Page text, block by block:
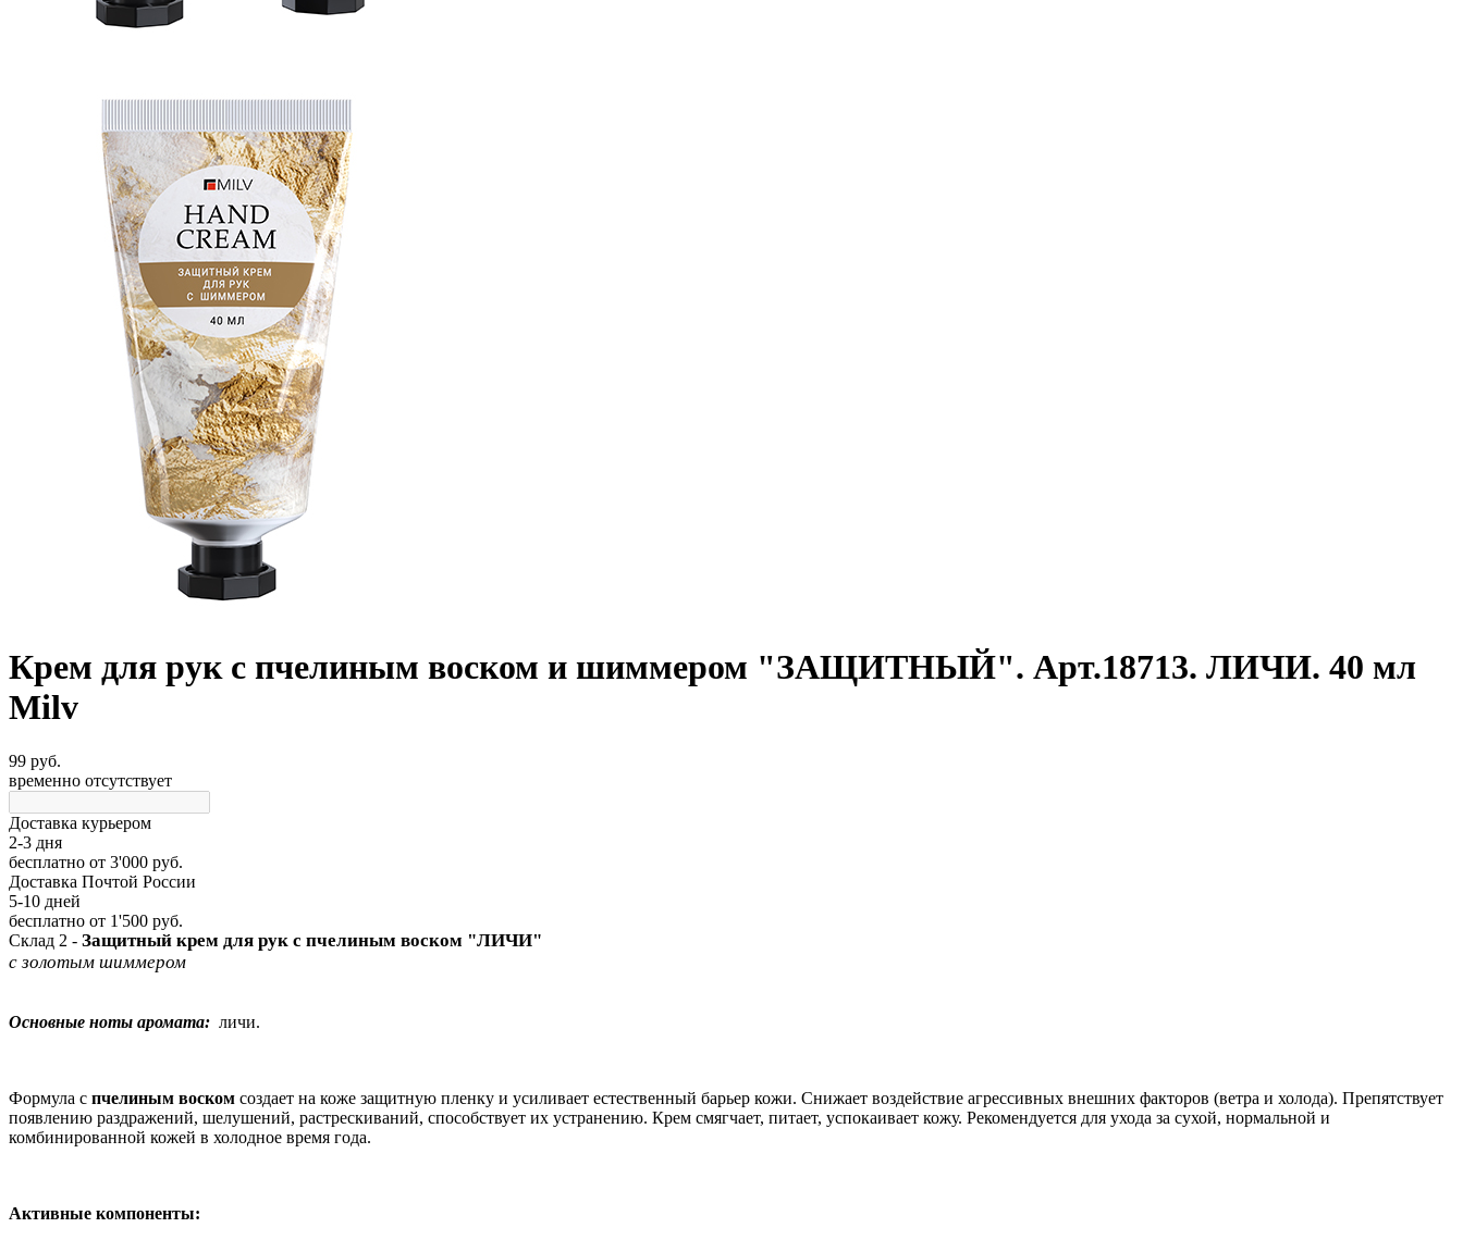
Крем для рук с пчелиным воском и шиммером "ЗАЩИТНЫЙ". Арт.18713. ЛИЧИ. 40 мл
Milv
99 руб.
временно отсутствует
Доставка курьером
2-3 дня
бесплатно от 3'000 руб.
Доставка Почтой России
5-10 дней
бесплатно от 1'500 руб.
Склад 2 - Защитный крем для рук с пчелиным воском "ЛИЧИ"
с золотым шиммером
Основные ноты аромата: личи.
Формула с пчелиным воском создает на коже защитную пленку и усиливает естественный барьер кожи. Снижает воздействие агрессивных внешних факторов (ветра и холода). Препятствует
появлению раздражений, шелушений, растрескиваний, способствует их устранению. Крем смягчает, питает, успокаивает кожу. Рекомендуется для ухода за сухой, нормальной и
комбинированной кожей в холодное время года.
Активные компоненты: